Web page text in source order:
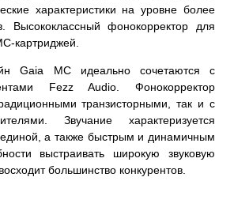
характеристики на уровне более
Высококлассный фонокорректор для
картриджей.
Gaia MС идеально сочетаются с
Fezz Audio. Фонокорректор
транзисторными, так и с
Звучание характеризуется
а также быстрым и динамичным
выстраивать широкую звуковую
большинство конкурентов.